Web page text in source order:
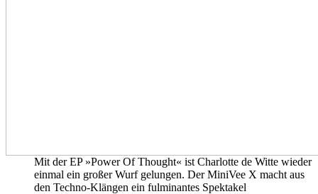
Mit der EP »Power Of Thought« ist Charlotte de Witte wieder
einmal ein großer Wurf gelungen. Der MiniVee X macht aus
den Techno-Klängen ein fulminantes Spektakel